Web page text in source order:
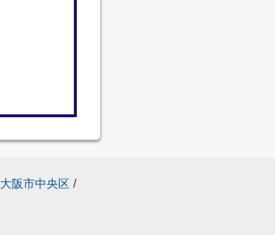
大阪市中央区 /